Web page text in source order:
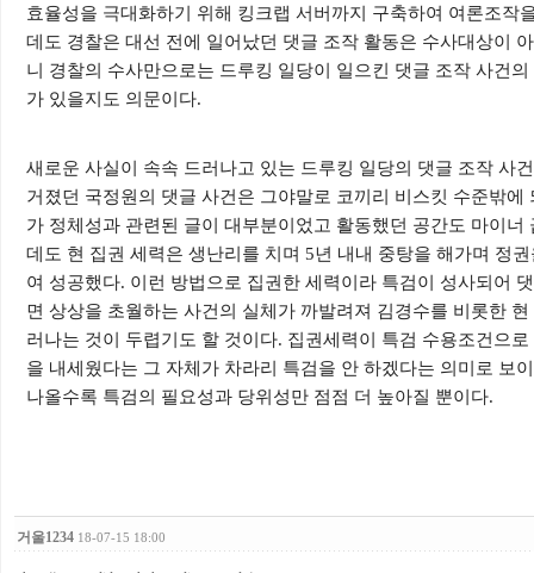
효율성을 극대화하기 위해 킹크랩 서버까지 구축하여 여론조작
데도 경찰은 대선 전에 일어났던 댓글 조작 활동은 수사대상이
니 경찰의 수사만으로는 드루킹 일당이 일으킨 댓글 조작 사건의
가 있을지도 의문이다.
새로운 사실이 속속 드러나고 있는 드루킹 일당의 댓글 조작 사
거졌던 국정원의 댓글 사건은 그야말로 코끼리 비스킷 수준밖에
가 정체성과 관련된 글이 대부분이었고 활동했던 공간도 마이너
데도 현 집권 세력은 생난리를 치며 5년 내내 중탕을 해가며 정
여 성공했다. 이런 방법으로 집권한 세력이라 특검이 성사되어
면 상상을 초월하는 사건의 실체가 까발려져 김경수를 비롯한
러나는 것이 두렵기도 할 것이다. 집권세력이 특검 수용조건으
을 내세웠다는 그 자체가 차라리 특검을 안 하겠다는 의미로 보
나올수록 특검의 필요성과 당위성만 점점 더 높아질 뿐이다.
거울1234 18-07-15 18:00